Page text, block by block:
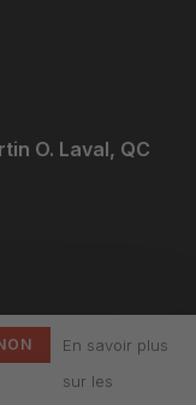
O. Laval, QC
En savoir plus
sur les